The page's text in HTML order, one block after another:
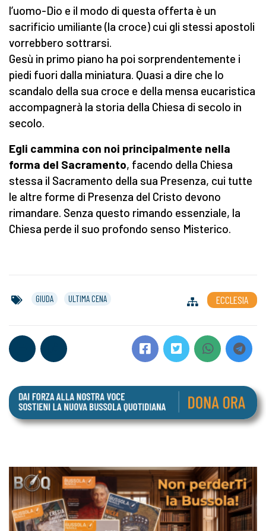
l’uomo-Dio e il modo di questa offerta è un
sacrificio umiliante (la croce) cui gli stessi apostoli
vorrebbero sottrarsi.
Gesù in primo piano ha poi sorprendentemente i
piedi fuori dalla miniatura. Quasi a dire che lo
scandalo della sua croce e della mensa eucaristica
accompagnerà la storia della Chiesa di secolo in
secolo.
Egli cammina con noi principalmente nella
forma del Sacramento, facendo della Chiesa
stessa il Sacramento della sua Presenza, cui tutte
le altre forme di Presenza del Cristo devono
rimandare. Senza questo rimando essenziale, la
Chiesa perde il suo profondo senso Misterico.
GIUDA ULTIMA CENA ECCLESIA